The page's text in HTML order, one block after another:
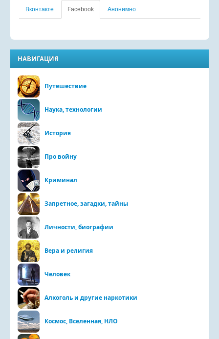
Вконтакте Facebook Анонимно
НАВИГАЦИЯ
Путешествие
Наука, технологии
История
Про войну
Криминал
Запретное, загадки, тайны
Личности, биографии
Вера и религия
Человек
Алкоголь и другие наркотики
Космос, Вселенная, НЛО